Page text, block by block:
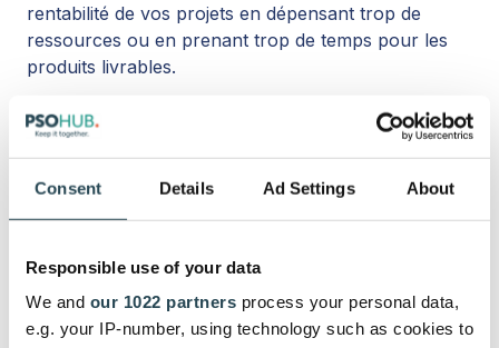
Consent Details Ad Settings About
Responsible use of your data
We and our 1022 partners process your personal data,
e.g. your IP-number, using technology such as cookies to
rentabilité de vos projets en dépensant trop de
ressources ou en prenant trop de temps pour les
produits livrables.
En vous concentrant à la fois sur l'efficacité et
l'efficience de manière équilibrée, vous pouvez
écueils courants qui les font échouer, comme le
non-respect des délais, l'insatisfaction des clients,
Augmentez l'efficacité et l'efficience en une seule